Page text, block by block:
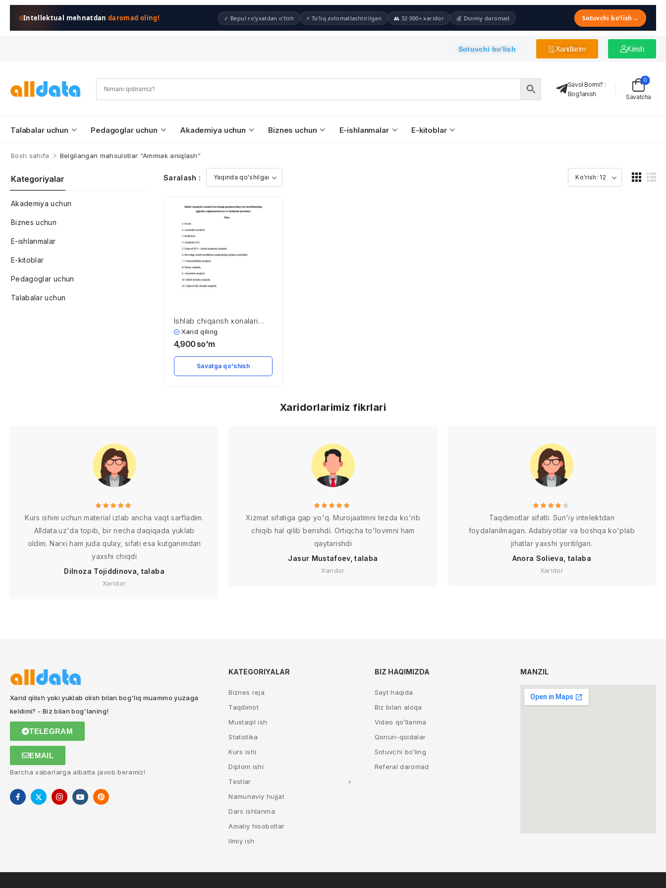
Intellektual mehnatdandaromad oling! ✓ Bepul ro'yxatdan o'tish ⚡ To'liq avtomatlashtirilgan 👥 32 000+ xaridor 💰 Doimiy daromad Sotuvchi bo'lish →
Sotuvchi bo'lish Xaridlarim Kirish
Savol Bormi? :
Bog'lanish
Savatcha
0
Talabalar uchun Pedagoglar uchun Akademiya uchun Biznes uchun E-ishlanmalar E-kitoblar
Bosh sahifa > Belgilangan mahsulotlar “Ammiak aniqlash”
Kategoriyalar
Akademiya uchun
Biznes uchun
E-ishlanmalar
E-kitoblar
Pedagoglar uchun
Talabalar uchun
Saralash :
Ishlab chiqarish xonalari
havosidagi gazsimon
kimyoviy moddalarning
va tekshirish metodlari
Xarid qiling
4,900 so'm
Savatga qo'shish
Xaridorlarimiz fikrlari
Kurs ishim uchun material izlab ancha vaqt sarfladim.
Alldata.uz'da topib, bir necha daqiqada yuklab
oldim. Narxi ham juda qulay, sifati esa kutganimdan
yaxshi chiqdi
Dilnoza Tojiddinova, talaba
Xaridor
Xizmat sifatiga gap yo'q. Murojaatimni tezda ko'rib
chiqib hal qilib berishdi. Ortiqcha to'lovimni ham
qaytarishdi
Jasur Mustafoev, talaba
Xaridor
Taqdimotlar sifatli. Sun'iy intelektdan
foydalanilmagan. Adabiyotlar va boshqa ko'plab
jihatlar yaxshi yoritilgan.
Anora Solieva, talaba
Xaridor
Xarid qilish yoki yuklab olish bilan bog'liq muammo yuzaga
keldimi? - Biz bilan bog'laning!
TELEGRAM
EMAIL
Barcha xabarlarga albatta javob beramiz!
KATEGORIYALAR
Biznes reja
Taqdimot
Mustaqil ish
Statistika
Kurs ishi
Diplom ishi
Testlar
Namunaviy hujjat
Dars ishlanma
Amaliy hisobotlar
Ilmiy ish
BIZ HAQIMIZDA
Sayt haqida
Biz bilan aloqa
Video qo’llanma
Qonun-qoidalar
Sotuvchi bo’ling
Referal daromad
MANZIL